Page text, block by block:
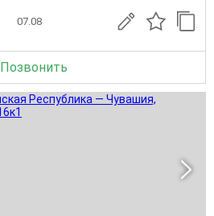
07.08
Позвонить